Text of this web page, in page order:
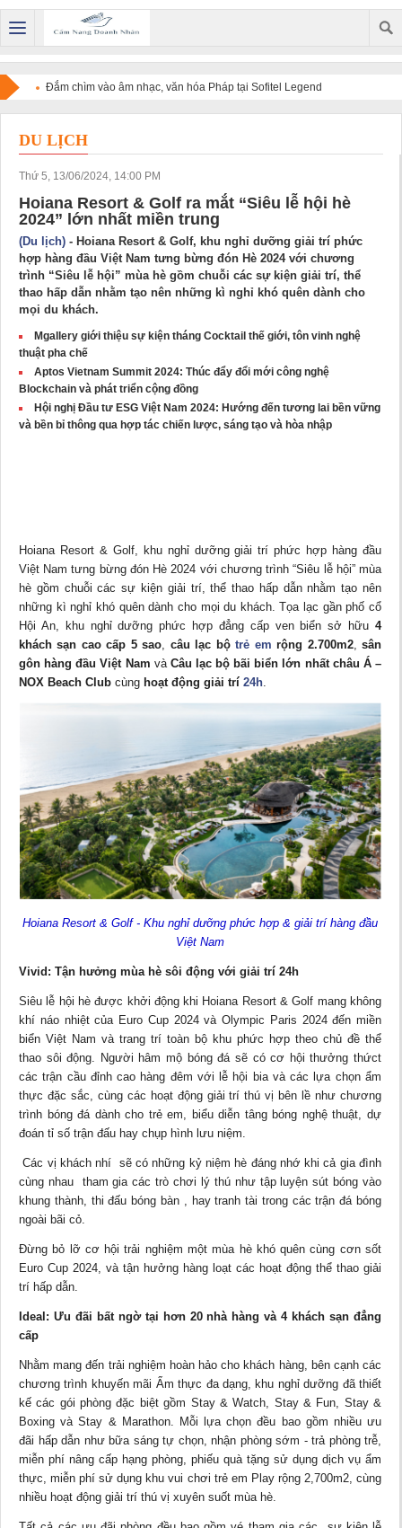
Đắm chìm vào âm nhạc, văn hóa Pháp tại Sofitel Legend
Metropole Hanoi
DU LỊCH
Thứ 5, 13/06/2024, 14:00 PM
Hoiana Resort & Golf ra mắt “Siêu lễ hội hè
2024” lớn nhất miền trung
(Du lịch) - Hoiana Resort & Golf, khu nghỉ dưỡng giải trí phức
hợp hàng đầu Việt Nam tưng bừng đón Hè 2024 với chương
trình “Siêu lễ hội” mùa hè gồm chuỗi các sự kiện giải trí, thể
thao hấp dẫn nhằm tạo nên những kì nghỉ khó quên dành cho
mọi du khách.
Mgallery giới thiệu sự kiện tháng Cocktail thế giới, tôn vinh nghệ
thuật pha chế
Aptos Vietnam Summit 2024: Thúc đẩy đổi mới công nghệ
Blockchain và phát triển cộng đồng
Hội nghị Đầu tư ESG Việt Nam 2024: Hướng đến tương lai bền vững
và bền bỉ thông qua hợp tác chiến lược, sáng tạo và hòa nhập
Hoiana Resort & Golf, khu nghỉ dưỡng giải trí phức hợp hàng đầu
Việt Nam tưng bừng đón Hè 2024 với chương trình “Siêu lễ hội” mùa
hè gồm chuỗi các sự kiện giải trí, thể thao hấp dẫn nhằm tạo nên
những kì nghỉ khó quên dành cho mọi du khách. Tọa lạc gần phố cổ
Hội An, khu nghỉ dưỡng phức hợp đẳng cấp ven biển sở hữu 4
khách sạn cao cấp 5 sao, câu lạc bộtrẻ em rộng 2.700m2,sân
gôn hàng đầu Việt Nam và Câu lạc bộ bãi biển lớn nhất châu Á–
NOX Beach Club cùng hoạt động giải trí 24h.
Hoiana Resort & Golf - Khu nghỉ dưỡng phức hợp & giải trí hàng đầu
Việt Nam
Vivid: Tận hưởng mùa hè sôi động với giải trí 24h
Siêu lễ hội hè được khởi động khi Hoiana Resort & Golf mang không
khí náo nhiệt của Euro Cup 2024 và Olympic Paris 2024 đến miền
biển Việt Nam và trang trí toàn bộ khu phức hợp theo chủ đề thể
thao sôi động. Người hâm mộ bóng đá sẽ có cơ hội thưởng thứct
các trận cầu đỉnh cao hàng đêm với lễ hội bia và các lựa chọn ẩm
thực đặc sắc, cùng các hoạt động giải trí thú vị bên lề như chương
trình bóng đá dành cho trẻ em, biểu diễn tâng bóng nghệ thuật, dự
đoán tỉ số trận đấu hay chụp hình lưu niệm.
Các vị khách nhí sẽ có những kỷ niệm hè đáng nhớ khi cả gia đình
cùng nhau tham gia các trò chơi lý thú như tập luyện sút bóng vào
khung thành, thi đấu bóng bàn , hay tranh tài trong các trận đá bóng
ngoài bãi cỏ.
Đừng bỏ lỡ cơ hội trải nghiệm một mùa hè khó quên cùng cơn sốt
Euro Cup 2024, và tận hưởng hàng loạt các hoạt động thể thao giải
trí hấp dẫn.
Ideal: Ưu đãi bất ngờ tại hơn 20 nhà hàng và 4 khách sạn đẳng
cấp
Nhằm mang đến trải nghiệm hoàn hảo cho khách hàng, bên cạnh các
chương trình khuyến mãi Ẩm thực đa dạng, khu nghỉ dưỡng đã thiết
kế các gói phòng đặc biệt gồm Stay & Watch, Stay & Fun, Stay &
Boxing và Stay & Marathon. Mỗi lựa chọn đều bao gồm nhiều ưu
đãi hấp dẫn như bữa sáng tự chọn, nhận phòng sớm - trả phòng trễ,
miễn phí nâng cấp hạng phòng, phiếu quà tặng sử dụng dịch vụ ẩm
thực, miễn phí sử dụng khu vui chơi trẻ em Play rộng 2,700m2, cùng
nhiều hoạt động giải trí thú vị xuyên suốt mùa hè.